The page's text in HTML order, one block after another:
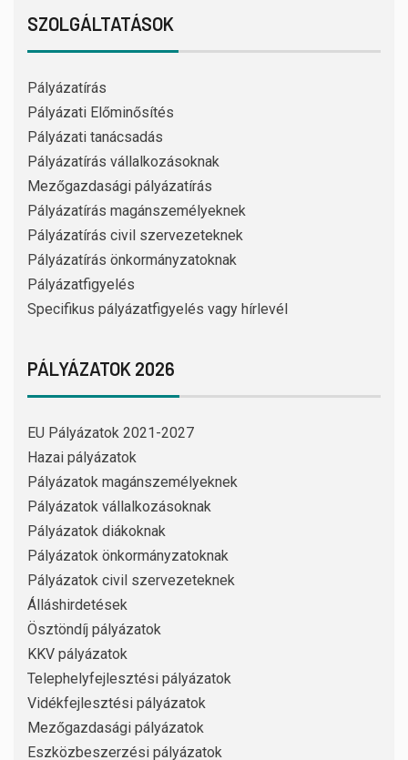
SZOLGÁLTATÁSOK
Pályázatírás
Pályázati Előminősítés
Pályázati tanácsadás
Pályázatírás vállalkozásoknak
Mezőgazdasági pályázatírás
Pályázatírás magánszemélyeknek
Pályázatírás civil szervezeteknek
Pályázatírás önkormányzatoknak
Pályázatfigyelés
Specifikus pályázatfigyelés vagy hírlevél
PÁLYÁZATOK 2026
EU Pályázatok 2021-2027
Hazai pályázatok
Pályázatok magánszemélyeknek
Pályázatok vállalkozásoknak
Pályázatok diákoknak
Pályázatok önkormányzatoknak
Pályázatok civil szervezeteknek
Álláshirdetések
Ösztöndíj pályázatok
KKV pályázatok
Telephelyfejlesztési pályázatok
Vidékfejlesztési pályázatok
Mezőgazdasági pályázatok
Eszközbeszerzési pályázatok